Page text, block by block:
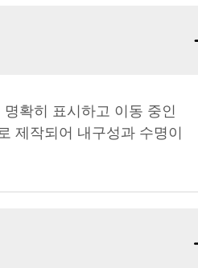
확히 표시하고 이동 중인
제작되어 내구성과 수명이